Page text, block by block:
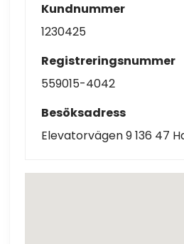
Kundnummer
1230425
Registreringsnummer
559015-4042
Besöksadress
Elevatorvägen 9 136 47